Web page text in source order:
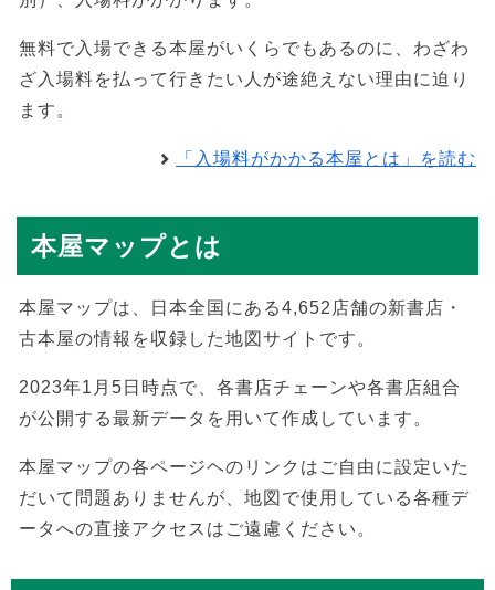
無料で入場できる本屋がいくらでもあるのに、わざわ
ざ入場料を払って行きたい人が途絶えない理由に迫り
ます。
「入場料がかかる本屋とは」を読む
本屋マップとは
本屋マップは、日本全国にある4,652店舗の新書店・
古本屋の情報を収録した地図サイトです。
2023年1月5日時点で、各書店チェーンや各書店組合
が公開する最新データを用いて作成しています。
本屋マップの各ページヘのリンクはご自由に設定いた
だいて問題ありませんが、地図で使用している各種デ
ータへの直接アクセスはご遠慮ください。